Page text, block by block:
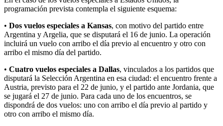
programación prevista contempla el siguiente esquema:
• Dos vuelos especiales a Kansas, con motivo del partido entre
Argentina y Argelia, que se disputará el 16 de junio. La operación
incluirá un vuelo con arribo el día previo al encuentro y otro con
arribo el mismo día del partido.
• Cuatro vuelos especiales a Dallas, vinculados a los partidos que
disputará la Selección Argentina en esa ciudad: el encuentro frente a
Austria, previsto para el 22 de junio, y el partido ante Jordania, que
se jugará el 27 de junio. Para cada uno de los encuentros, se
dispondrá de dos vuelos: uno con arribo el día previo al partido y
otro con arribo el mismo día.